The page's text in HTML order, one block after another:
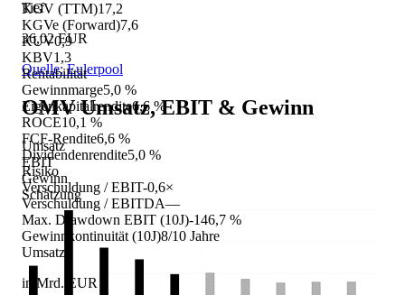
KGV (TTM)17,2
KGVe (Forward)7,6
KUV0,9
KBV1,3
Rentabilität
Gewinnmarge5,0 %
Eigenkapitalrendite6,6 %
ROCE10,1 %
FCF-Rendite6,6 %
Dividendenrendite5,0 %
Risiko
Verschuldung / EBIT-0,6×
Verschuldung / EBITDA—
Max. Drawdown EBIT (10J)-146,7 %
Gewinnkontinuität (10J)8/10 Jahre
Umsatz
in Mrd. EUR
Tief
36,02 EUR
Quelle: Eulerpool
OMVUmsatz, EBIT & Gewinn
Umsatz
EBIT
Gewinn
Schätzung